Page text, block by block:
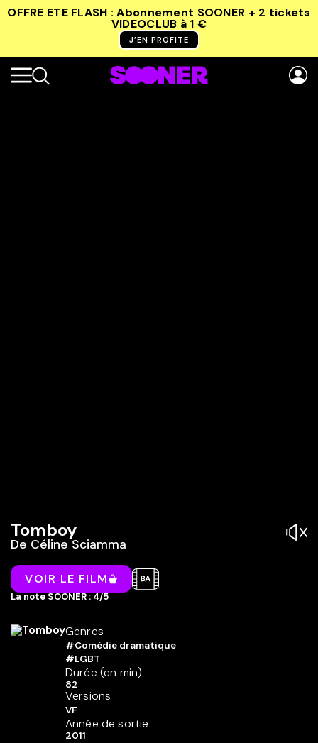
OFFRE ETE FLASH : Abonnement SOONER + 2 tickets
VIDEOCLUB à 1 €
J’EN PROFITE
Tomboy
De Céline Sciamma
VOIR LE FILM
La note SOONER : 4/5
Genres
#Comédie dramatique
#LGBT
Durée (en min)
82
Versions
VF
Année de sortie
2011